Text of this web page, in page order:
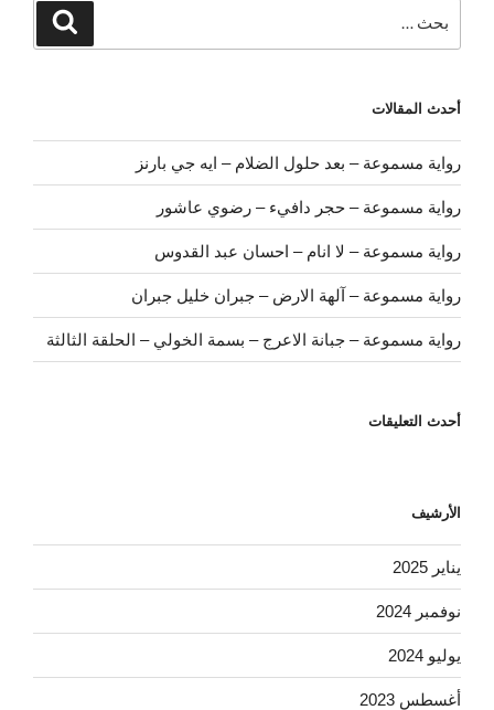
عن:
أحدث المقالات
رواية مسموعة – بعد حلول الضلام – ايه جي بارنز
رواية مسموعة – حجر دافيء – رضوي عاشور
رواية مسموعة – لا انام – احسان عبد القدوس
رواية مسموعة – آلهة الارض – جبران خليل جبران
رواية مسموعة – جبانة الاعرج – بسمة الخولي – الحلقة الثالثة
أحدث التعليقات
الأرشيف
يناير 2025
نوفمبر 2024
يوليو 2024
أغسطس 2023